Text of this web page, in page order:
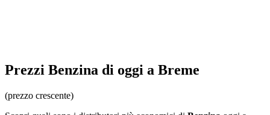
Prezzi Benzina di oggi a Breme
(prezzo crescente)